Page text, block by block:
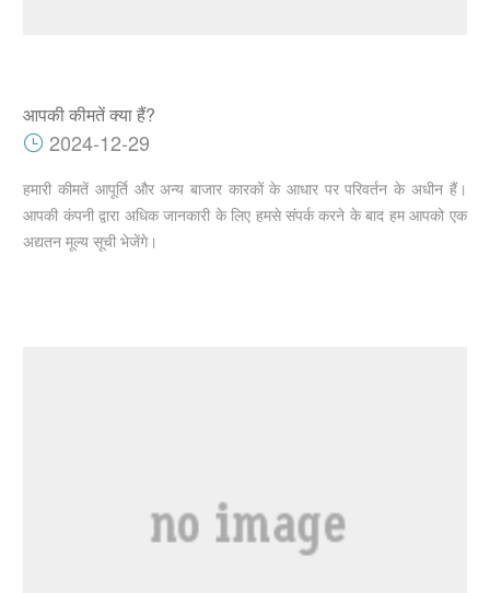
आपकी कीमतें क्या हैं?
2024-12-29
हमारी कीमतें आपूर्ति और अन्य बाजार कारकों के आधार पर परिवर्तन के अधीन हैं।
आपकी कंपनी द्वारा अधिक जानकारी के लिए हमसे संपर्क करने के बाद हम आपको एक
अद्यतन मूल्य सूची भेजेंगे।